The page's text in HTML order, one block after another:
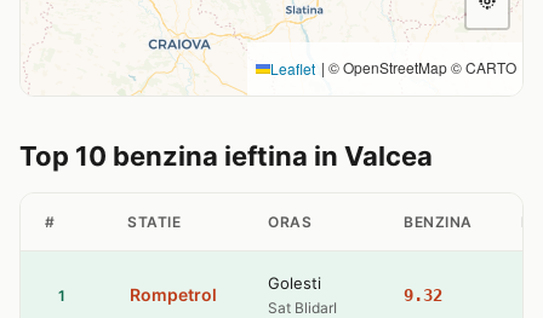
Leaflet | © OpenStreetMap © CARTO
Top 10 benzina ieftina in Valcea
# STATIE ORAS BENZINA
1 Rompetrol
Golesti
Sat BlidarI
9.32